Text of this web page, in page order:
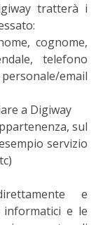
tratterà i
cognome,
telefono
email
a Digiway
sul
servizio
e
informatici e le